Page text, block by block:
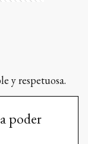
y respetuosa.
poder